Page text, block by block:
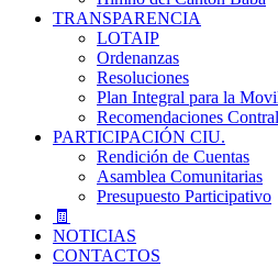
TRANSPARENCIA
LOTAIP
Ordenanzas
Resoluciones
Plan Integral para la
Recomendaciones
PARTICIPACIÓN CIU.
Rendición de Cuentas
Asamblea Comunitarias
Presupuesto Participativo
🧾
NOTICIAS
CONTACTOS